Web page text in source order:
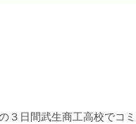
３日間武生商工高校でコ